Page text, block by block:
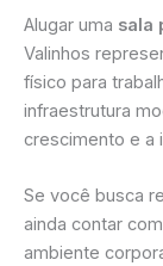
Alugar uma sala
Valinhos
físico para
infraestrutura
crescimento e a
Se você busca
ainda contar
ambiente